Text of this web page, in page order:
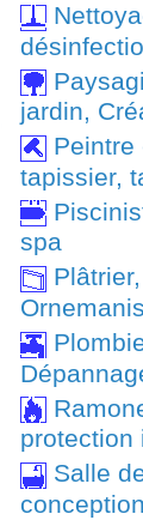
jardin,
Peintre
tapissier,
spa
protection
Salle